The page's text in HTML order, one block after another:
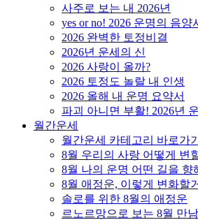
사주로 보는 내 2026년
yes or no! 2026 운명의 음양
2026 완벽한 토정비결
2026년 운세의 신
2026 사랑이 올까?
2026 토정도 놀랄 내 인생
2026 올해 내 운명 요약서
파괴 아니면 부활! 2026년
월간운세
월간운세 카테고리 바로가기
8월 우리의 사랑 어떻게 변
8월 나의 운명 어떤 길을 향
8월 애정운, 이렇게 변화할
솔로를 위한 8월의 애정운
르노르망으로 보는 8월 만